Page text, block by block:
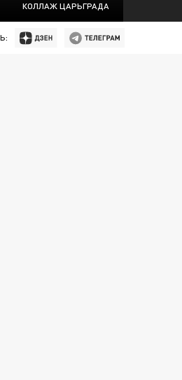
КОЛЛАЖ ЦАРЬГРАДА